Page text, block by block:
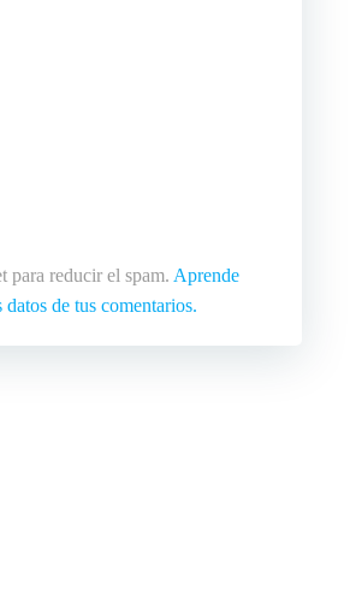
para reducir el spam. Aprende
de tus comentarios.